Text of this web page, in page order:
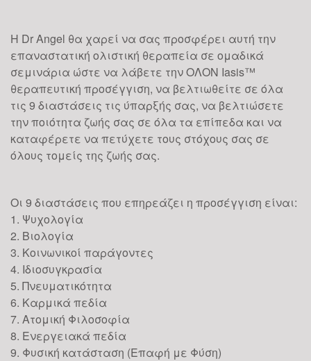
Η Dr Angel θα χαρεί να σας προσφέρει αυτή την
επαναστατική ολιστική θεραπεία σε ομαδικά
σεμινάρια ώστε να λάβετε την ΟΛΟΝ Iasis™
θεραπευτική προσέγγιση, να βελτιωθείτε σε όλα
τις 9 διαστάσεις τις ύπαρξής σας, να βελτιώσετε
την ποιότητα ζωής σας σε όλα τα επίπεδα και να
καταφέρετε να πετύχετε τους στόχους σας σε
όλους τομείς της ζωής σας.
Οι 9 διαστάσεις που επηρεάζει η προσέγγιση είναι:
1. Ψυχολογία
2. Βιολογία
3. Κοινωνικοί παράγοντες
4. Ιδιοσυγκρασία
5. Πνευματικότητα
6. Καρμικά πεδία
7. Ατομική Φιλοσοφία
8. Ενεργειακά πεδία
9. Φυσική κατάσταση (Επαφή με Φύση)